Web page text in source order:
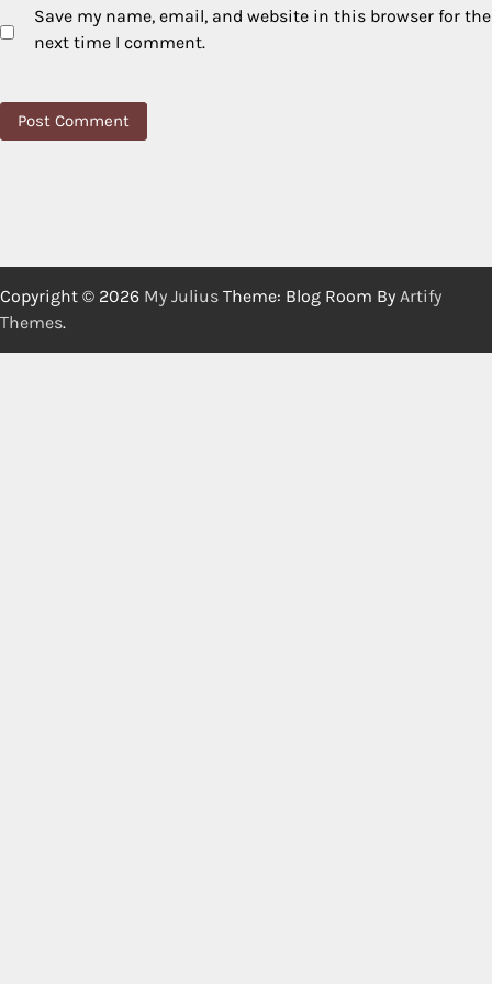
Save my name, email, and website in this browser for the
next time I comment.
Copyright © 2026 My Julius Theme: Blog Room By Artify
Themes.